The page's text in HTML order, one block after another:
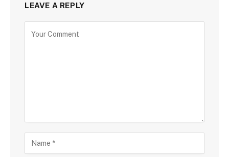
LEAVE A REPLY